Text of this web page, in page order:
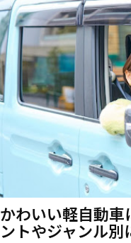
かわいい軽自動
ントやジャンル